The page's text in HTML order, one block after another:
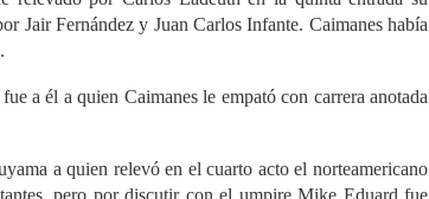
Jair Fernández y Juan Carlos Infante. Caimanes había
a él a quien Caimanes le empató con carrera anotada
a quien relevó en el cuarto acto el norteamericano
pero por discutir con el umpire Mike Eduard fue